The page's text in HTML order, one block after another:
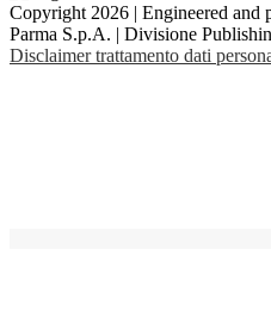
Copyright 2026 | Engineered and
Parma S.p.A. | Divisione
Disclaimer trattamento dati